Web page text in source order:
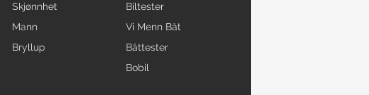
Skjønnhet
Mann
Bryllup
Biltester
Vi Menn Båt
Båttester
Bobil